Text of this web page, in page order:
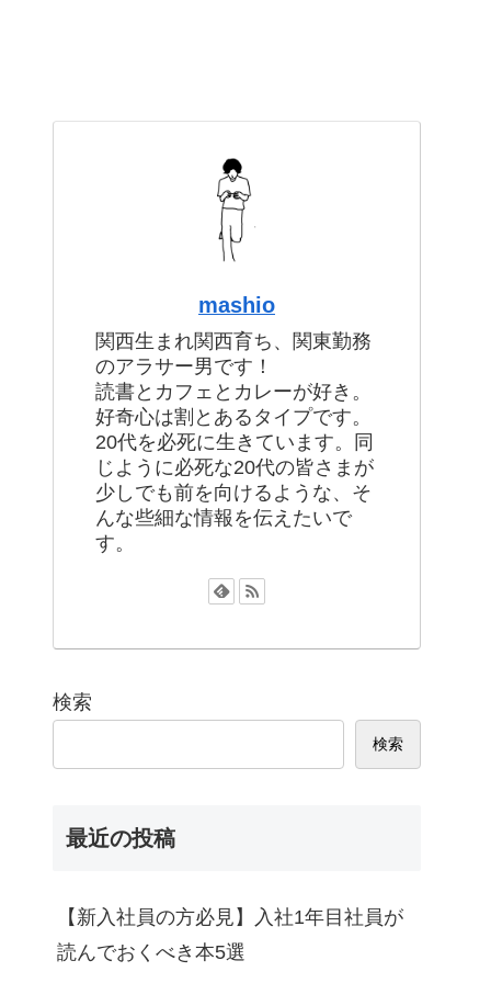
mashio
関西生まれ関西育ち、関東勤務
のアラサー男です！
読書とカフェとカレーが好き。
好奇心は割とあるタイプです。
20代を必死に生きています。同
じように必死な20代の皆さまが
少しでも前を向けるような、そ
んな些細な情報を伝えたいで
す。
検索
検索
最近の投稿
【新入社員の方必見】入社1年目社員が
読んでおくべき本5選